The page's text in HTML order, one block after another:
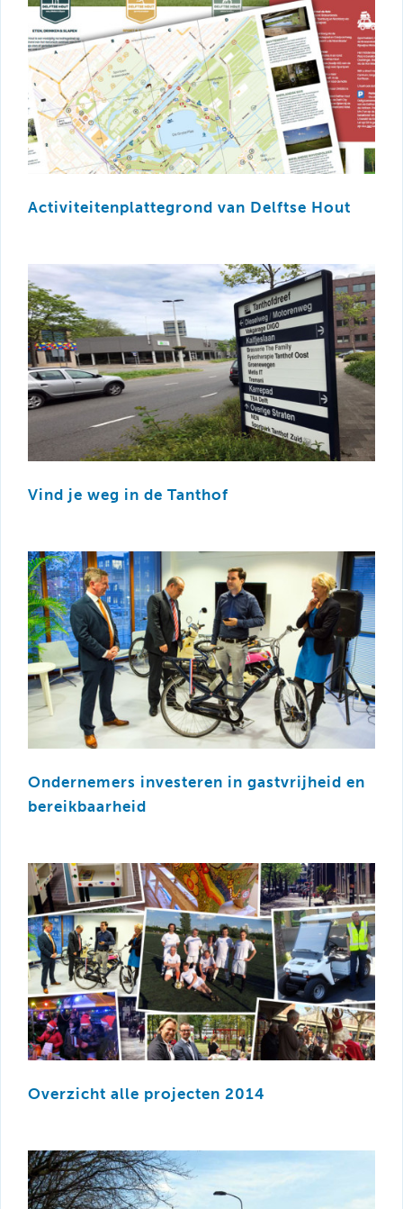
Activiteitenplattegrond van Delftse Hout
Vind je weg in de Tanthof
Ondernemers investeren in gastvrijheid en
bereikbaarheid
Overzicht alle projecten 2014